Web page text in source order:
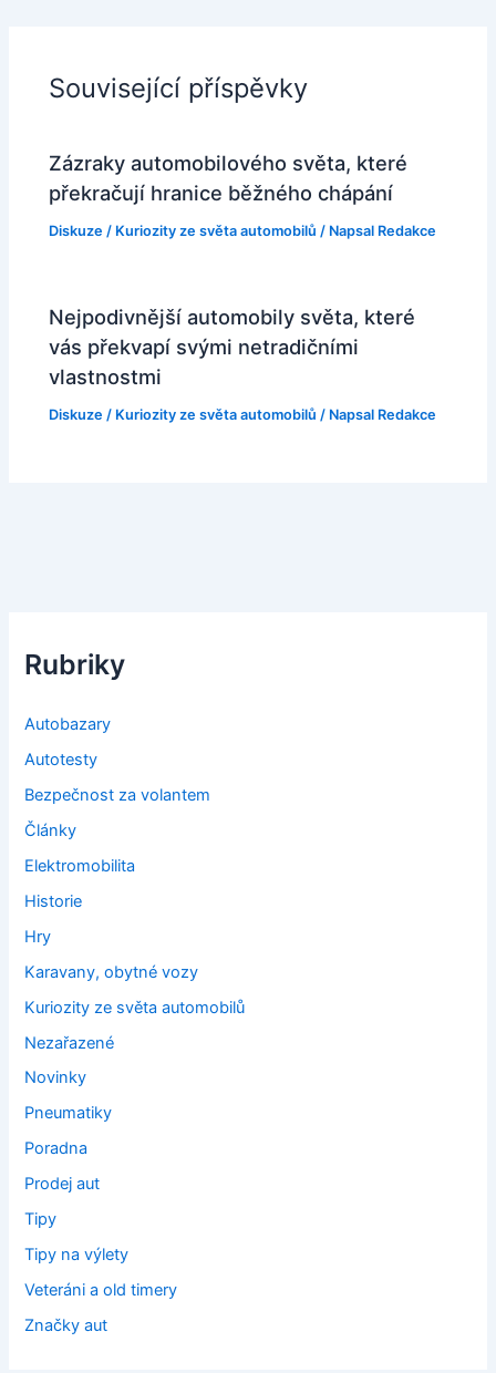
Související příspěvky
Zázraky automobilového světa, které
překračují hranice běžného chápání
Diskuze / Kuriozity ze světa automobilů / Napsal Redakce
Nejpodivnější automobily světa, které
vás překvapí svými netradičními
vlastnostmi
Diskuze / Kuriozity ze světa automobilů / Napsal Redakce
Rubriky
Autobazary
Autotesty
Bezpečnost za volantem
Články
Elektromobilita
Historie
Hry
Karavany, obytné vozy
Kuriozity ze světa automobilů
Nezařazené
Novinky
Pneumatiky
Poradna
Prodej aut
Tipy
Tipy na výlety
Veteráni a old timery
Značky aut